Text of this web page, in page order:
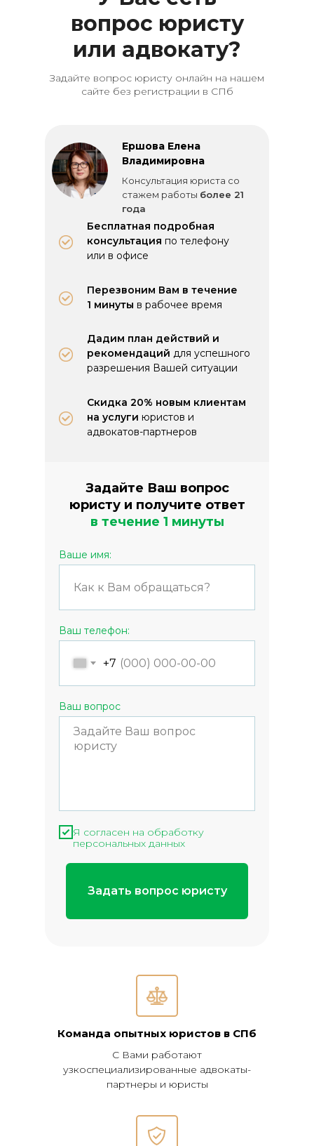
вопрос юристу
или адвокату?
Задайте вопрос юристу онлайн на нашем
сайте без регистрации в СПб
Задайте Ваш вопрос
юристу и получите ответ
в течение 1 минуты
Бесплатная подробная
консультация по телефону
или в офисе
Перезвоним Вам в течение
1 минуты в рабочее время
Дадим план действий и
рекомендаций для успешного
разрешения Вашей ситуации
Ваше имя:
Ваш телефон:
+7
Ваш вопрос
Я согласен на обработку
персональных данных
Задать вопрос юристу
Скидка 20% новым клиентам
на услуги юристов и
адвокатов-партнеров
Ершова Елена
Владимировна
Консультация юриста со
стажем работы более 21
года
Команда опытных юристов в СПб
С Вами работают
узкоспециализированные адвокаты-
партнеры и юристы